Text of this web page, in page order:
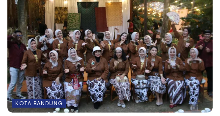
KOTA BANDUNG